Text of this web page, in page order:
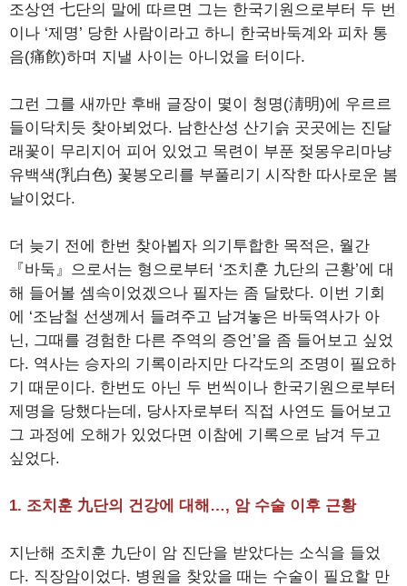
조상연 七단의 말에 따르면 그는 한국기원으로부터 두 번
이나 ‘제명’ 당한 사람이라고 하니 한국바둑계와 피차 통
음(痛飮)하며 지낼 사이는 아니었을 터이다.
그런 그를 새까만 후배 글장이 몇이 청명(淸明)에 우르르
들이닥치듯 찾아뵈었다. 남한산성 산기슭 곳곳에는 진달
래꽃이 무리지어 피어 있었고 목련이 부푼 젖몽우리마냥
유백색(乳白色) 꽃봉오리를 부풀리기 시작한 따사로운 봄
날이었다.
더 늦기 전에 한번 찾아뵙자 의기투합한 목적은, 월간
『바둑』으로서는 형으로부터 ‘조치훈 九단의 근황’에 대
해 들어볼 셈속이었겠으나 필자는 좀 달랐다. 이번 기회
에 ‘조남철 선생께서 들려주고 남겨놓은 바둑역사가 아
닌, 그때를 경험한 다른 주역의 증언’을 좀 들어보고 싶었
다. 역사는 승자의 기록이라지만 다각도의 조명이 필요하
기 때문이다. 한번도 아닌 두 번씩이나 한국기원으로부터
제명을 당했다는데, 당사자로부터 직접 사연도 들어보고
그 과정에 오해가 있었다면 이참에 기록으로 남겨 두고
싶었다.
1. 조치훈 九단의 건강에 대해…, 암 수술 이후 근황
지난해 조치훈 九단이 암 진단을 받았다는 소식을 들었
다. 직장암이었다. 병원을 찾았을 때는 수술이 필요할 만